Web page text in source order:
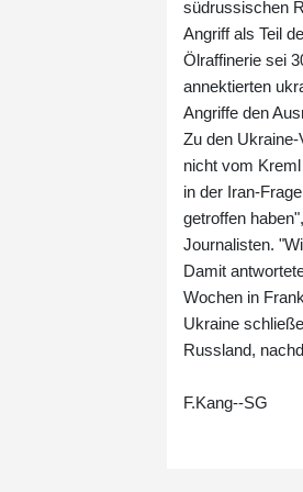
südrussischen
Angriff als Teil
Ölraffinerie sei
annektierten
Angriffe den
Zu den
nicht vom
in der Iran-
getroffen
Journalisten.
Damit
Wochen in
Ukraine
Russland,
F.Kang--SG